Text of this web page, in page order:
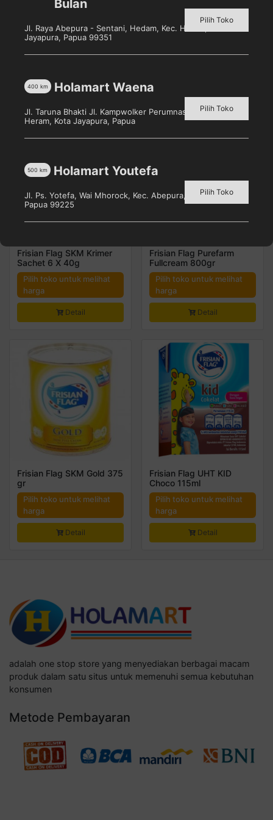
g hadir dengan rasa manis alami
yang dapat mecerahkan hari Anda.
Produk Terkait
Frisian Flag SKM Krimer
Sachet 6 X 40g
Pilih toko untuk melihat
harga
Detail
Frisian Flag Purefarm
Fullcream 800gr
Pilih toko untuk melihat
harga
Detail
Frisian Flag SKM Gold 375
gr
Pilih toko untuk melihat
harga
Detail
Frisian Flag UHT KID
Choco 115ml
Pilih toko untuk melihat
harga
Detail
adalah one stop store yang menyediakan berbagai macam
produk dalam satu situs untuk memenuhi semua kebutuhan
konsumen
Metode Pembayaran
Bulan
Jl. Raya Abepura - Sentani, Hedam, Kec. Heram, Kota
Jayapura, Papua 99351
Pilih Toko
Holamart Waena
400 km
Jl. Taruna Bhakti Jl. Kampwolker Perumnas 3, Waena, Kec.
Heram, Kota Jayapura, Papua
Pilih Toko
Holamart Youtefa
500 km
Jl. Ps. Yotefa, Wai Mhorock, Kec. Abepura, Kota Jayapura,
Papua 99225
Pilih Toko